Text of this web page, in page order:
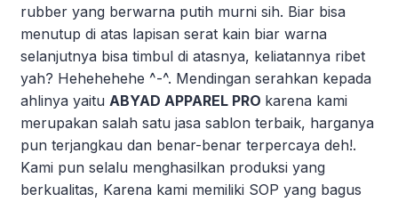
rubber yang berwarna putih murni sih. Biar bisa
menutup di atas lapisan serat kain biar warna
selanjutnya bisa timbul di atasnya, keliatannya ribet
yah? Hehehehehe ^-^. Mendingan serahkan kepada
ahlinya yaitu ABYAD APPAREL PRO karena kami
merupakan salah satu jasa sablon terbaik, harganya
pun terjangkau dan benar-benar terpercaya deh!.
Kami pun selalu menghasilkan produksi yang
berkualitas, Karena kami memiliki SOP yang bagus